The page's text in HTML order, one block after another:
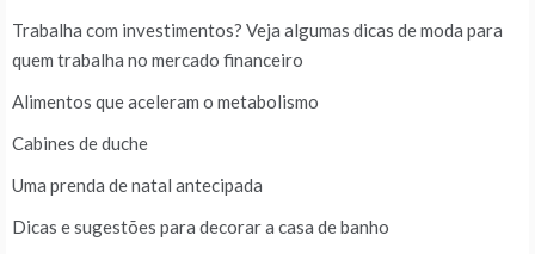
Trabalha com investimentos? Veja algumas dicas de moda para
quem trabalha no mercado financeiro
Alimentos que aceleram o metabolismo
Cabines de duche
Uma prenda de natal antecipada
Dicas e sugestões para decorar a casa de banho